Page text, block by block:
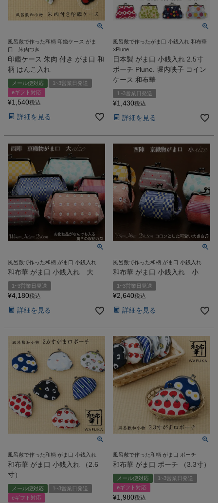
風呂敷で作った和柄 印鑑ケース がま
口 朱肉つき
印鑑ケース 朱肉 付き がま口 和
柄 はんこ入れ
メール便対応
1~3営業日発送
eギフト対応
¥1,540税込
詳細を見る
風呂敷で作ったがま口 小銭入れ 和布華
×Plune.
日本製 がま口 小銭入れ 2.5寸
ポーチ Plune. 堀内映子 コイン
ケース 和布華
1~3営業日発送
¥1,430税込
詳細を見る
風呂敷で作った和柄 がま口 小銭入れ
和布華 がま口 小銭入れ 大
1~3営業日発送
¥4,180税込
詳細を見る
風呂敷で作った和柄 がま口 小銭入れ
和布華 がま口 小銭入れ 小
1~3営業日発送
¥2,640税込
詳細を見る
風呂敷で作った和柄 がま口 小銭入れ
和布華 がま口 小銭入れ （2.6
寸）
メール便対応
1~3営業日発送
eギフト対応
風呂敷で作った和柄 がま口 ポーチ
和布華 がま口 ポーチ （3.3寸）
メール便対応
1~3営業日発送
eギフト対応
¥1,980税込